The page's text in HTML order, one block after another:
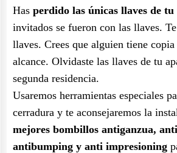
Has perdido las únicas llaves de
invitados se fueron con las llaves.
llaves. Crees que alguien tiene
alcance. Olvidaste las llaves de tu
segunda residencia.
Usaremos herramientas especiales
cerradura y te aconsejaremos la
mejores bombillos antiganzua,
antibumping y anti impresioning